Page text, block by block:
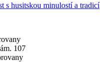
s husitskou minulostí a tradicí
107